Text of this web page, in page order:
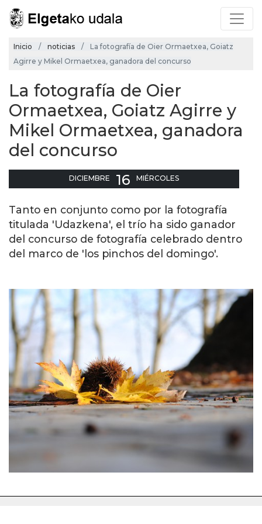
Inicio noticias
La fotografía de Oier Ormaetxea, Goiatz
Agirre y Mikel Ormaetxea, ganadora del concurso
La fotografía de Oier
Ormaetxea, Goiatz Agirre y
Mikel Ormaetxea, ganadora
del concurso
DICIEMBRE 16 MIÉRCOLES
Tanto en conjunto como por la fotografía
titulada 'Udazkena', el trío ha sido ganador
del concurso de fotografía celebrado dentro
del marco de 'los pinchos del domingo'.